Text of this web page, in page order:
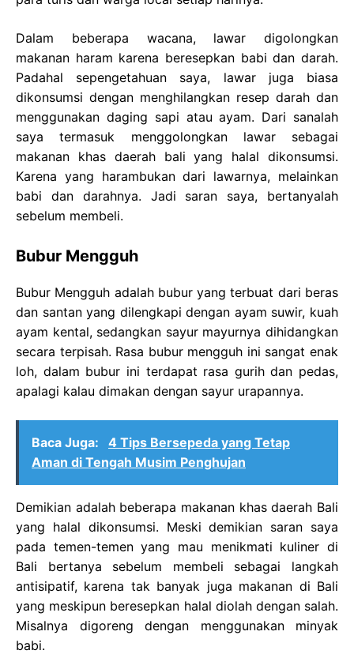
Dalam beberapa wacana, lawar digolongkan
makanan haram karena beresepkan babi dan darah.
Padahal sepengetahuan saya, lawar juga biasa
dikonsumsi dengan menghilangkan resep darah dan
menggunakan daging sapi atau ayam. Dari sanalah
saya termasuk menggolongkan lawar sebagai
makanan khas daerah bali yang halal dikonsumsi.
Karena yang harambukan dari lawarnya, melainkan
babi dan darahnya. Jadi saran saya, bertanyalah
sebelum membeli.
Bubur Mengguh
Bubur Mengguh adalah bubur yang terbuat dari beras
dan santan yang dilengkapi dengan ayam suwir, kuah
ayam kental, sedangkan sayur mayurnya dihidangkan
secara terpisah. Rasa bubur mengguh ini sangat enak
loh, dalam bubur ini terdapat rasa gurih dan pedas,
apalagi kalau dimakan dengan sayur urapannya.
Baca Juga:
4 Tips Bersepeda yang Tetap
Aman di Tengah Musim Penghujan
Demikian adalah beberapa makanan khas daerah Bali
yang halal dikonsumsi. Meski demikian saran saya
pada temen-temen yang mau menikmati kuliner di
Bali bertanya sebelum membeli sebagai langkah
antisipatif, karena tak banyak juga makanan di Bali
yang meskipun beresepkan halal diolah dengan salah.
Misalnya digoreng dengan menggunakan minyak
babi.